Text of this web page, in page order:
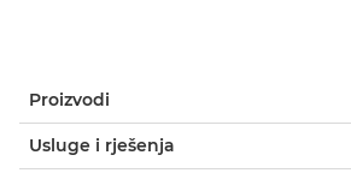
Proizvodi
Usluge i rješenja